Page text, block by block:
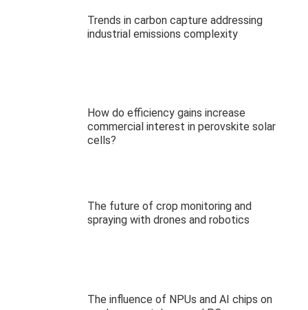
Trends in carbon capture addressing
industrial emissions complexity
How do efficiency gains increase
commercial interest in perovskite solar
cells?
The future of crop monitoring and
spraying with drones and robotics
The influence of NPUs and AI chips on